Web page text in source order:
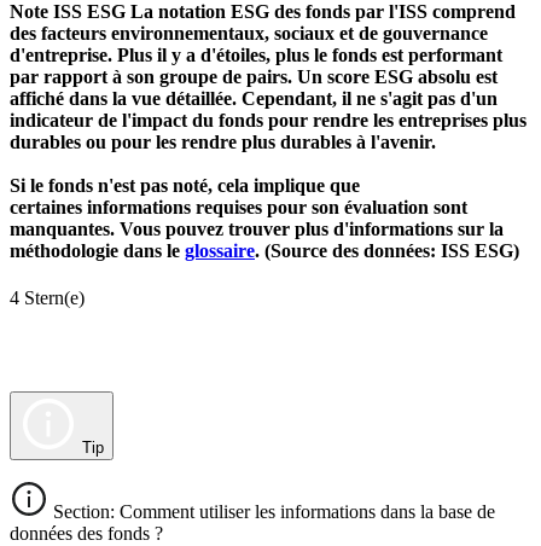
Note ISS ESG La notation ESG des fonds par l'ISS comprend
des facteurs environnementaux, sociaux et de gouvernance
d'entreprise. Plus il y a d'étoiles, plus le fonds est performant
par rapport à son groupe de pairs. Un score ESG absolu est
affiché dans la vue détaillée. Cependant, il ne s'agit pas d'un
indicateur de l'impact du fonds pour rendre les entreprises plus
durables ou pour les rendre plus durables à l'avenir.
Si le fonds n'est pas noté, cela implique que
certaines informations requises pour son évaluation sont
manquantes. Vous pouvez trouver plus d'informations sur la
méthodologie dans le glossaire. (Source des données: ISS ESG)
4 Stern(e)
Tip
Section: Comment utiliser les informations dans la base de
données des fonds ?